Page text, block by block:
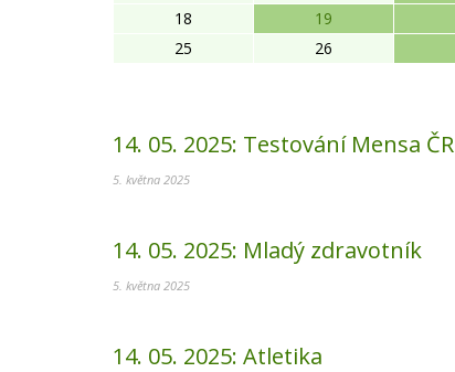
18
19
25
26
14. 05. 2025: Testování Mensa ČR
5. května 2025
14. 05. 2025: Mladý zdravotník
5. května 2025
14. 05. 2025: Atletika